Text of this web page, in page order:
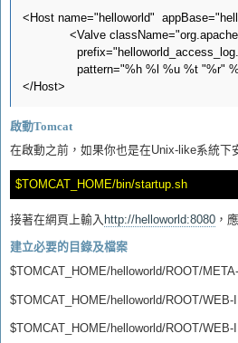
<Host name="helloworld"
pattern="%h %l %u %t "%r"
啟動Tomcat
在啟動之前，如果你也是在Unix-like系統
接著在網頁上輸入 http://helloworld:8080 ，
建立必要的目錄及檔案
$TOMCAT_HOME/helloworld/ROOT/
$TOMCAT_HOME/helloworld/ROOT/
$TOMCAT_HOME/helloworld/ROOT/WEB-